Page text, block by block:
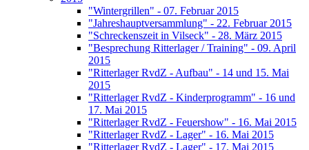
"Wintergrillen" - 07. Februar 2015
"Jahreshauptversammlung" - 22. Februar 2015
"Schreckenszeit in Vilseck" - 28. März 2015
"Besprechung Ritterlager / Training" - 09. April
2015
"Ritterlager RvdZ - Aufbau" - 14 und 15. Mai
2015
"Ritterlager RvdZ - Kinderprogramm" - 16 und
17. Mai 2015
"Ritterlager RvdZ - Feuershow" - 16. Mai 2015
"Ritterlager RvdZ - Lager" - 16. Mai 2015
"Ritterlager RvdZ - Lager" - 17. Mai 2015